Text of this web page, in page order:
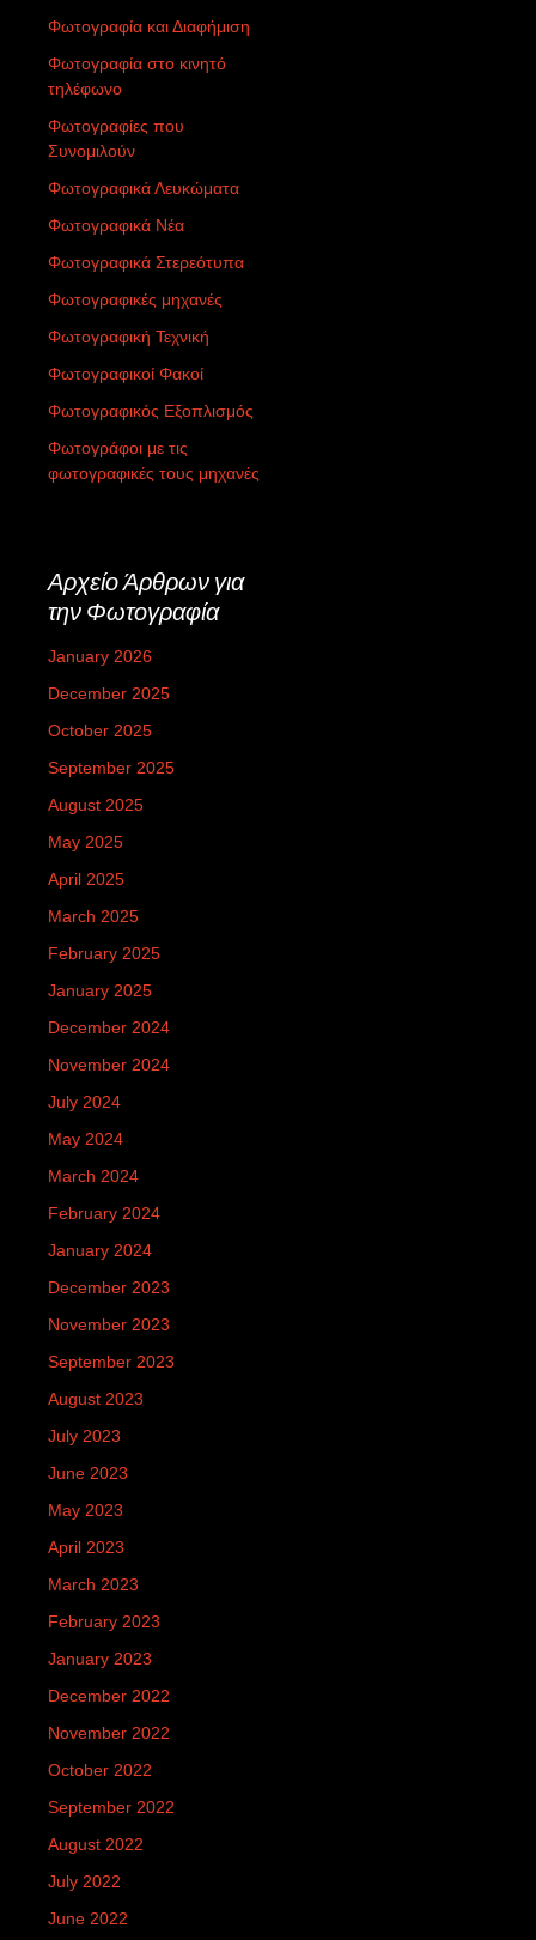
Φωτογραφία και Διαφήμιση
Φωτογραφία στο κινητό
τηλέφωνο
Φωτογραφίες που
Συνομιλούν
Φωτογραφικά Λευκώματα
Φωτογραφικά Νέα
Φωτογραφικά Στερεότυπα
Φωτογραφικές μηχανές
Φωτογραφική Τεχνική
Φωτογραφικοί Φακοί
Φωτογραφικός Εξοπλισμός
Φωτογράφοι με τις
φωτογραφικές τους μηχανές
Αρχείο Άρθρων για
την Φωτογραφία
January 2026
December 2025
October 2025
September 2025
August 2025
May 2025
April 2025
March 2025
February 2025
January 2025
December 2024
November 2024
July 2024
May 2024
March 2024
February 2024
January 2024
December 2023
November 2023
September 2023
August 2023
July 2023
June 2023
May 2023
April 2023
March 2023
February 2023
January 2023
December 2022
November 2022
October 2022
September 2022
August 2022
July 2022
June 2022